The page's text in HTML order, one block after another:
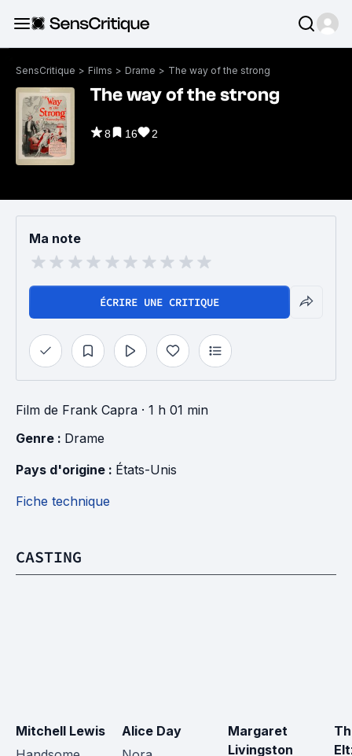
SensCritique > Films > Drame > The way of the strong
The way of the strong
8 16 2
Ma note
ÉCRIRE UNE CRITIQUE
Film de Frank Capra · 1 h 01 min
Genre : Drame
Pays d'origine : États-Unis
Fiche technique
CASTING
Mitchell Lewis
Alice Day
Margaret
Livingston